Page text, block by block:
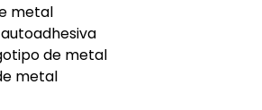
metal
de metal
metal